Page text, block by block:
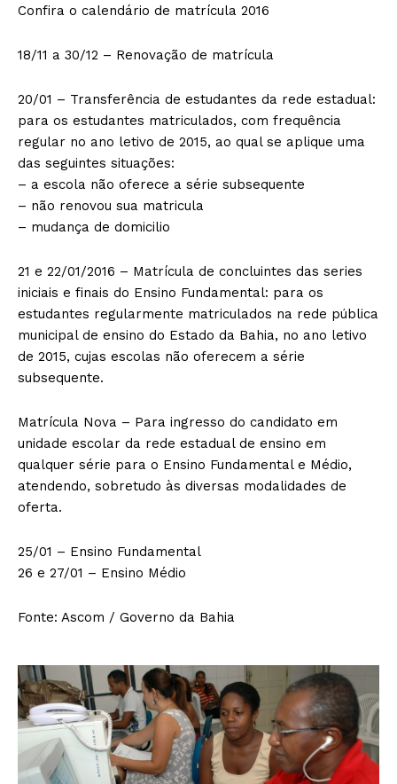
Confira o calendário de matrícula 2016
18/11 a 30/12 – Renovação de matrícula
20/01 – Transferência de estudantes da rede estadual:
para os estudantes matriculados, com frequência
regular no ano letivo de 2015, ao qual se aplique uma
das seguintes situações:
– a escola não oferece a série subsequente
– não renovou sua matricula
– mudança de domicilio
21 e 22/01/2016 – Matrícula de concluintes das series
iniciais e finais do Ensino Fundamental: para os
estudantes regularmente matriculados na rede pública
municipal de ensino do Estado da Bahia, no ano letivo
de 2015, cujas escolas não oferecem a série
subsequente.
Matrícula Nova – Para ingresso do candidato em
unidade escolar da rede estadual de ensino em
qualquer série para o Ensino Fundamental e Médio,
atendendo, sobretudo às diversas modalidades de
oferta.
25/01 – Ensino Fundamental
26 e 27/01 – Ensino Médio
Fonte: Ascom / Governo da Bahia